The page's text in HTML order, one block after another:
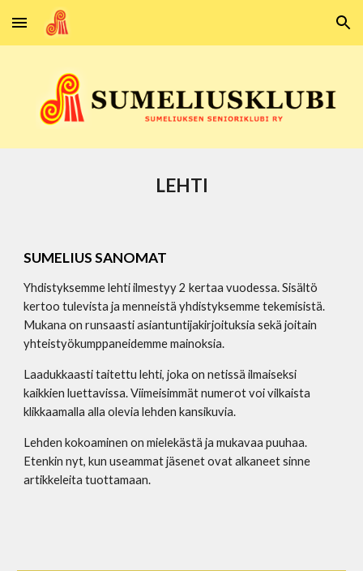
Skip to main content Skip to navigation
LEHTI
SUMELIUS SANOMAT
Yhdistyksemme lehti ilmestyy 2 kertaa vuodessa. Sisältö
kertoo tulevista ja menneistä yhdistyksemme tekemisistä.
Mukana on runsaasti asiantuntijakirjoituksia sekä joitain
yhteistyökumppaneidemme mainoksia.
Laadukkaasti taitettu lehti, joka on netissä ilmaiseksi
kaikkien luettavissa. Viimeisimmät numerot voi vilkaista
klikkaamalla alla olevia lehden kansikuvia.
Lehden kokoaminen on mielekästä ja mukavaa puuhaa.
Etenkin nyt, kun useammat jäsenet ovat alkaneet sinne
artikkeleita tuottamaan.